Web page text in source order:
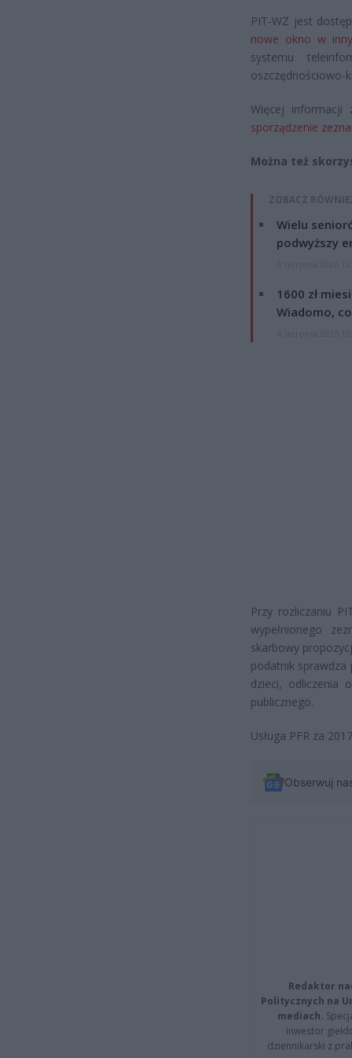
PIT-WZ jest
nowe okno w
systemu
oszczędnościowo-
Więcej
sporządzenie
Można też
ZOBACZ
Wielu
podwyższy
1600 zł
Wiadomo,
Przy rozliczaniu
wypełnionego
skarbowy
podatnik sprawdza
dzieci, odliczenia
publicznego.
Usługa PFR za
Obserwuj
Redaktor
Politycznych na
mediach.
inwestor
dziennikarski z